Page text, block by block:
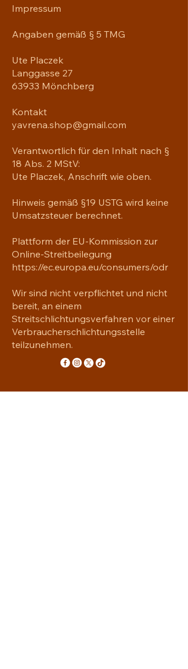
angenehmen Tragekomfort mit
Menschen, die nicht jedem Trend
leben.
YAVRE'NA - Glückskind
• 100% Bio Baumwolle
(ringgesponnen)
• Single jersey
• Normale Passform
• Eingesetzte Ärmel
• Nackenband aus dem gleichen Stoff
EU Garantie: 2 Jahre
Entspricht den  EU REACH
Impressum
Angaben gemäß § 5 TMG
Ute Placzek
Langgasse 27
63933 Mönchberg
Kontakt
yavrena.shop@gmail.com
Verantwortlich für den Inhalt nach §
18 Abs. 2 MStV:
Ute Placzek, Anschrift wie oben.
Hinweis gemäß §19 USTG wird keine
Umsatzsteuer berechnet.
Plattform der EU-Kommission zur
Online-Streitbeilegung
https://ec.europa.eu/consumers/odr
Wir sind nicht verpflichtet und nicht
bereit, an einem
Streitschlichtungsverfahren vor einer
Verbraucherschlichtungsstelle
teilzunehmen.